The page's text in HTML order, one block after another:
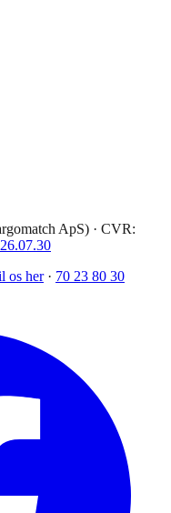
ApS) · CVR:
os her · 70 23 80 30